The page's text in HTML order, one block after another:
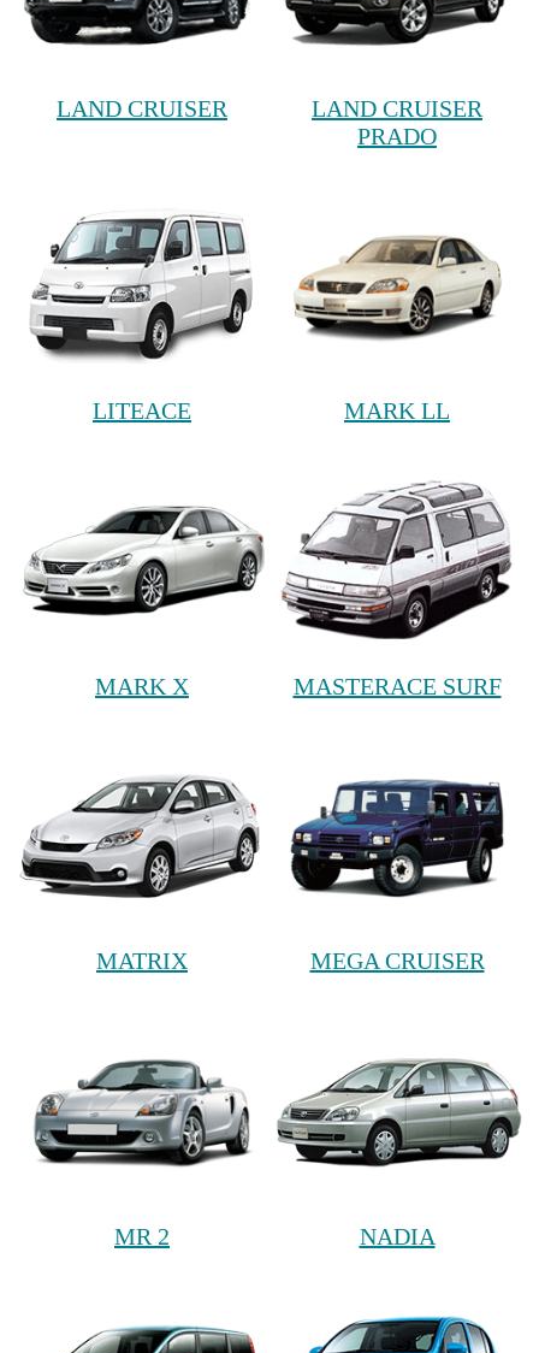
LAND CRUISER
LAND CRUISER
PRADO
LITEACE MARK LL
MARK X MASTERACE SURF
MATRIX MEGA CRUISER
MR 2 NADIA